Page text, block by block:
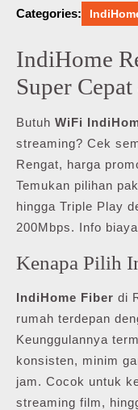
Categories:
IndiHome
Super
Butuh WiFi
streaming? Cek
Rengat, harga
Temukan pilihan
hingga Triple Play
200Mbps. Info
Kenapa Pilih
IndiHome Fiber di
rumah terdepan
Keunggulannya
konsisten, minim
jam. Cocok untuk
streaming film,